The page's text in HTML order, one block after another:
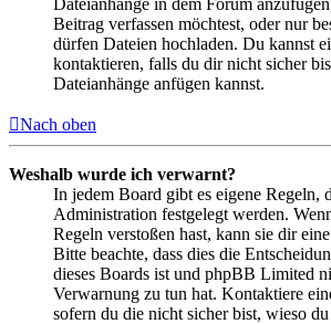
Beitrag verfassen möchtest, oder nur
dürfen Dateien hochladen. Du kannst
kontaktieren, falls du dir nicht sicher
Dateianhänge anfügen kannst.
Nach oben
Weshalb wurde ich verwarnt?
In jedem Board gibt es eigene Regeln,
Administration festgelegt werden.
Regeln verstoßen hast, kann sie dir
Bitte beachte, dass dies die
dieses Boards ist und phpBB Limited
Verwarnung zu tun hat. Kontaktiere
sofern du die nicht sicher bist, wieso